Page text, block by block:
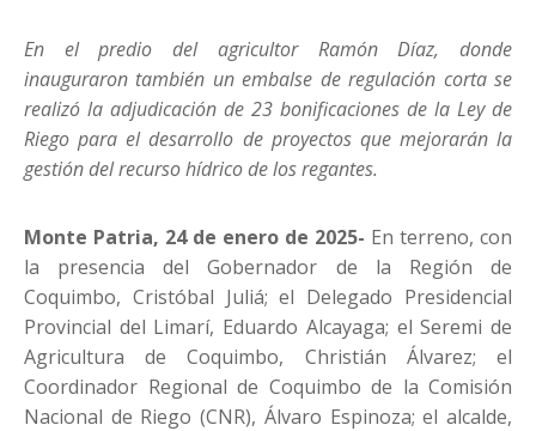
En el predio del agricultor Ramón Díaz, donde
inauguraron también un embalse de regulación corta se
realizó la adjudicación de 23 bonificaciones de la Ley de
Riego para el desarrollo de proyectos que mejorarán la
gestión del recurso hídrico de los regantes.
Monte Patria, 24 de enero de 2025- En terreno, con
la presencia del Gobernador de la Región de
Coquimbo, Cristóbal Juliá; el Delegado Presidencial
Provincial del Limarí, Eduardo Alcayaga; el Seremi de
Agricultura de Coquimbo, Christián Álvarez; el
Coordinador Regional de Coquimbo de la Comisión
Nacional de Riego (CNR), Álvaro Espinoza; el alcalde,